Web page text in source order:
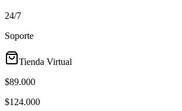
24/7
Soporte
Tienda Virtual
$89.000
$124.000